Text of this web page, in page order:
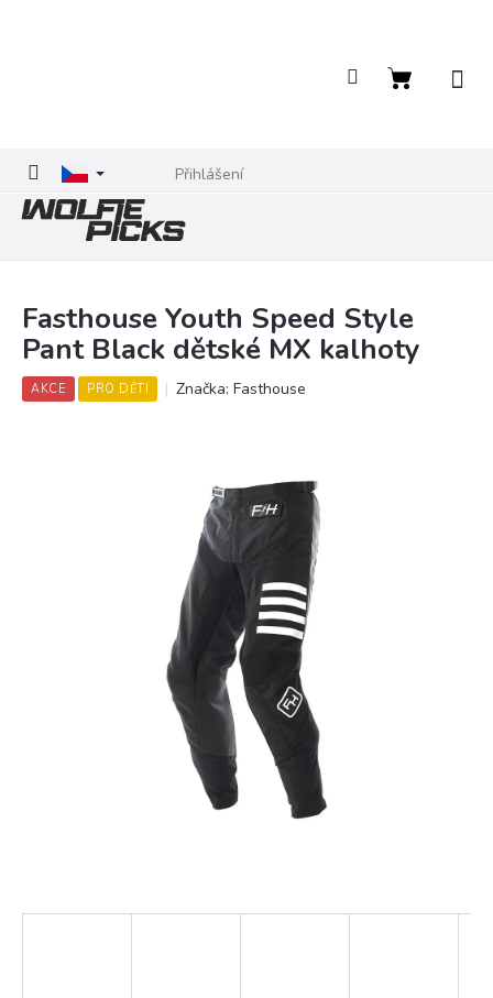
Přihlášení
Nákupní
Fasthouse Youth Speed Style
Pant Black dětské MX kalhoty
AKCE PRO DĚTI Značka: Fasthouse